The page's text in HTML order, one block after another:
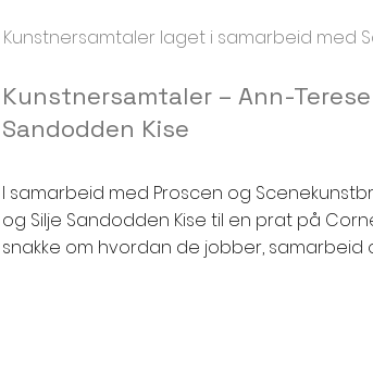
Kunstnersamtaler laget i samarbeid med
Kunstnersamtaler – Ann-
Sandodden Kise
I samarbeid med Proscen og
og Silje Sandodden Kise til en prat på
snakke om hvordan de jobber, samarbeid